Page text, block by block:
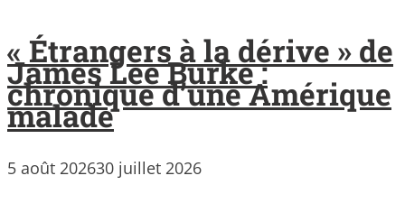
« Étrangers à la dérive » de
James Lee Burke :
chronique d’une Amérique
malade
5 août 202630 juillet 2026